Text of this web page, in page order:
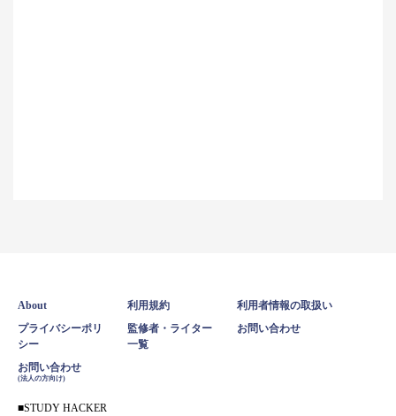
About 利用規約 利用者情報の取扱い
プライバシーポリ
シー
監修者・ライター
一覧
お問い合わせ
お問い合わせ
(法人の方向け)
STUDY HACKER